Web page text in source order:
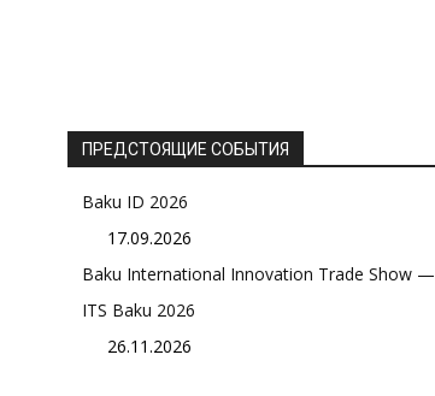
ПРЕДСТОЯЩИЕ СОБЫТИЯ
Baku ID 2026
17.09.2026
Baku International Innovation Trade Show —
ITS Baku 2026
26.11.2026